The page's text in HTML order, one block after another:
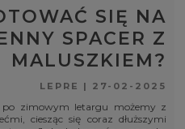
SIĘ NA
SPACER Z
MALUSZKIEM?
LEPRE | 27-02-2025
zimowym letargu możemy z
ciesząc się coraz dłuższymi